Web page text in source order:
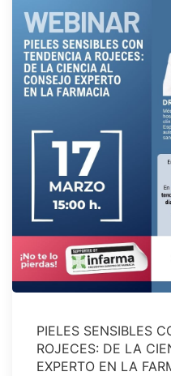
PIELES SENSIBLES
ROJECES: DE LA
EXPERTO EN LA